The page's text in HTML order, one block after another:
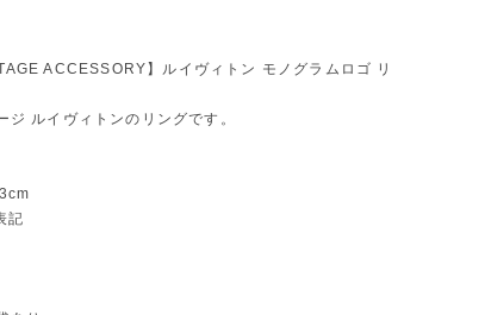
ACCESSORY】ルイヴィトン モノグラムロゴ リ
ジ ルイヴィトンのリングです。
記